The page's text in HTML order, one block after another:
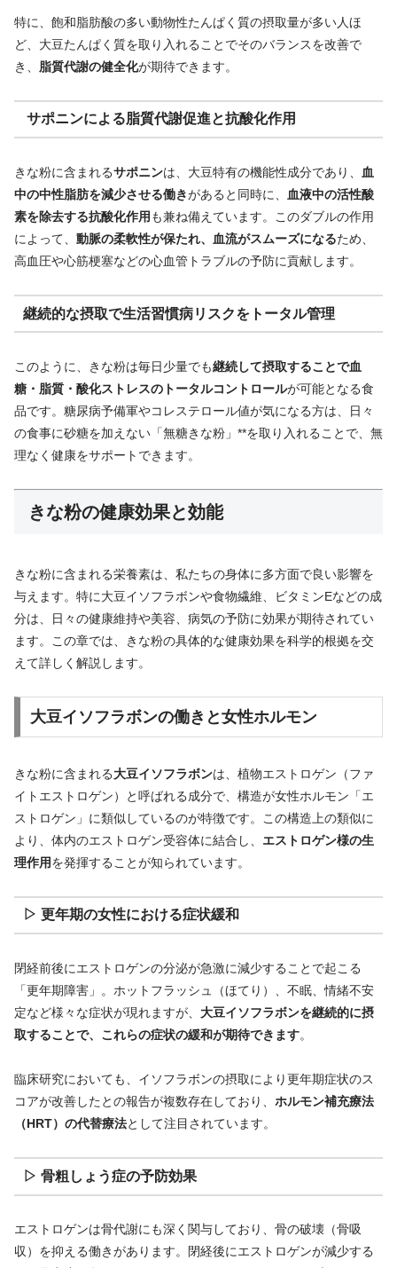
特に、飽和脂肪酸の多い動物性たんぱく質の摂取量が多い人ほ
ど、大豆たんぱく質を取り入れることでそのバランスを改善で
き、 脂質代謝の健全化が期待できます。
サポニンによる脂質代謝促進と抗酸化作用
きな粉に含まれるサポニンは、大豆特有の機能性成分であり、
血
中の中性脂肪を減少させる働きがあると同時に、
血液中の活性酸
素を除去する抗酸化作用 も兼ね備えています。このダブルの作用
によって、 動脈の柔軟性が保たれ、血流がスムーズになるため、
高血圧や心筋梗塞などの心血管トラブルの予防に貢献します。
継続的な摂取で生活習慣病リスクをトータル管理
このように、きな粉は毎日少量でも継続して摂取することで血
糖・脂質・酸化ストレスのトータルコントロールが可能となる食
品です。糖尿病予備軍やコレステロール値が気になる方は、日々
の食事に砂糖を加えない「無糖きな粉」**を取り入れることで、無
理なく健康をサポートできます。
きな粉の健康効果と効能
きな粉に含まれる栄養素は、私たちの身体に多方面で良い影響を
与えます。特に大豆イソフラボンや食物繊維、ビタミンEなどの成
分は、日々の健康維持や美容、病気の予防に効果が期待されてい
ます。この章では、きな粉の具体的な健康効果を科学的根拠を交
えて詳しく解説します。
大豆イソフラボンの働きと女性ホルモン
きな粉に含まれる大豆イソフラボンは、植物エストロゲン（ファ
イトエストロゲン）と呼ばれる成分で、構造が女性ホルモン「エ
ストロゲン」に類似しているのが特徴です。この構造上の類似に
より、体内のエストロゲン受容体に結合し、 エストロゲン様の生
理作用を発揮することが知られています。
▷ 更年期の女性における症状緩和
閉経前後にエストロゲンの分泌が急激に減少することで起こる
「更年期障害」。ホットフラッシュ（ほてり）、不眠、情緒不安
定など様々な症状が現れますが、 大豆イソフラボンを継続的に摂
取することで、これらの症状の緩和が期待できます。
臨床研究においても、イソフラボンの摂取により更年期症状のス
コアが改善したとの報告が複数存在しており、 ホルモン補充療法
（HRT）の代替療法として注目されています。
▷ 骨粗しょう症の予防効果
エストロゲンは骨代謝にも深く関与しており、骨の破壊（骨吸
収）を抑える働きがあります。閉経後にエストロゲンが減少する